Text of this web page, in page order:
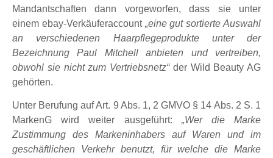
Mandantschaften dann vorgeworfen, dass sie unter
einem ebay-Verkäuferaccount „eine gut sortierte Auswahl
an verschiedenen Haarpflegeprodukte unter der
Bezeichnung Paul Mitchell anbieten und vertreiben,
obwohl sie nicht zum Vertriebsnetz“der Wild Beauty AG
gehörten.
Unter Berufung auf Art. 9 Abs. 1, 2 GMVO § 14 Abs. 2 S. 1
MarkenG wird weiter ausgeführt: „Wer die Marke
Zustimmung des Markeninhabers auf Waren und im
geschäftlichen Verkehr benutzt, für welche die Marke